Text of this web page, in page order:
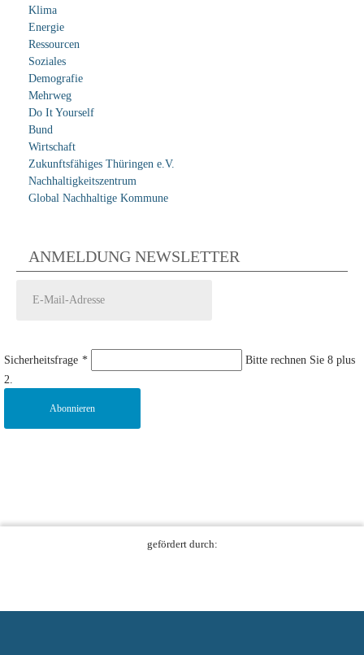
Klima
Energie
Ressourcen
Soziales
Demografie
Mehrweg
Do It Yourself
Bund
Wirtschaft
Zukunftsfähiges Thüringen e.V.
Nachhaltigkeitszentrum
Global Nachhaltige Kommune
ANMELDUNG NEWSLETTER
Sicherheitsfrage *
Bitte rechnen Sie 8 plus
2.
Abonnieren
gefördert durch: